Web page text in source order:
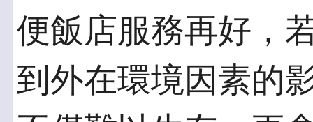
便飯店服務再好，
到外在環境因素的